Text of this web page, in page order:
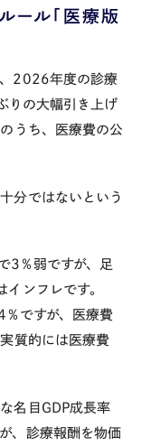
ール「医療版
2026年度の診療
りの大幅引き上げ
うち、医療費の公
分ではないという
3 ％弱ですが、足
ンフレです。
％ですが、医療費
質的には医療費
名目 GDP成長率
、診療報酬を物価